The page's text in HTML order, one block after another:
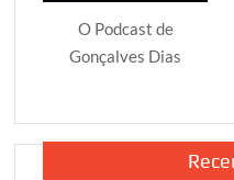
O Podcast de
Gonçalves Dias